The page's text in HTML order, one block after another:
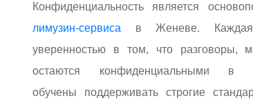
Конфиденциальность является
лимузин-сервиса в Женеве. Каждая
уверенностью в том, что разговоры,
остаются
обучены поддерживать строгие